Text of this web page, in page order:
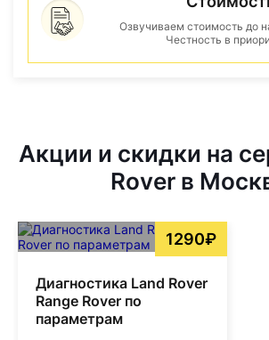
Озвучиваем стоимость до
Честность в
Акции и скидки на
Rover в
1290₽
Диагностика Land Rover
Range Rover по
параметрам